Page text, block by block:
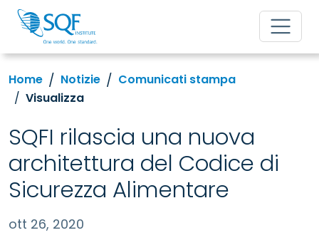
Home Notizie
Comunicati stampa
Visualizza
SQFI rilascia una nuova
architettura del Codice di
Sicurezza Alimentare
ott 26, 2020